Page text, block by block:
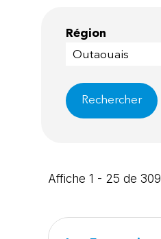
Région
Outaouais
Affiche 1 - 25 de 309